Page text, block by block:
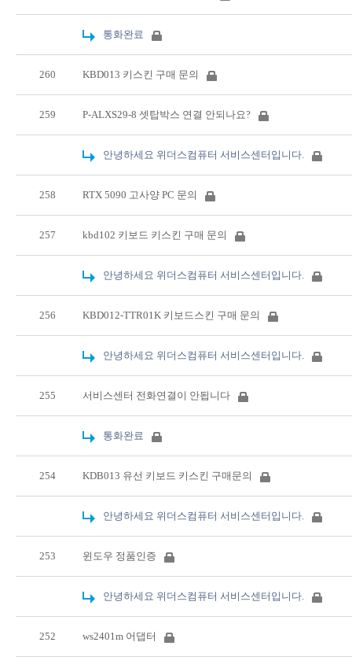
통화완료
260 KBD013 키스킨 구매 문의
259 P-ALXS29-8 셋탑박스 연결 안되나요?
안녕하세요 위더스컴퓨터 서비스센터입니다.
258 RTX 5090 고사양 PC 문의
257 kbd102 키보드 키스킨 구매 문의
안녕하세요 위더스컴퓨터 서비스센터입니다.
256 KBD012-TTR01K 키보드스킨 구매 문의
안녕하세요 위더스컴퓨터 서비스센터입니다.
255 서비스센터 전화연결이 안됩니다
통화완료
254 KDB013 유선 키보드 키스킨 구매문의
안녕하세요 위더스컴퓨터 서비스센터입니다.
253 윈도우 정품인증
안녕하세요 위더스컴퓨터 서비스센터입니다.
252 ws2401m 어댑터